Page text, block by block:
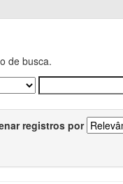
de busca.
registros por